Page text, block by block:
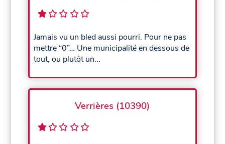
Jamais vu un bled aussi pourri. Pour ne pas
mettre “0”… Une municipalité en dessous de
tout, ou plutôt un...
Verrières (10390)